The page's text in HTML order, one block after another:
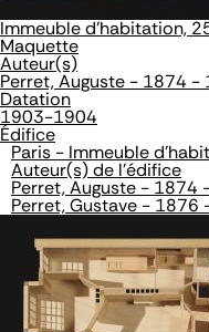
Immeuble d'habitation,
Maquette
Auteur(s)
Perret, Auguste - 1874 -
Datation
1903-1904
Édifice
Paris - Immeuble
Auteur(s) de l'édifice
Perret, Auguste - 1874
Perret, Gustave -